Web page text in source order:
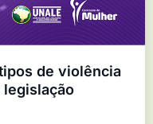
de violência